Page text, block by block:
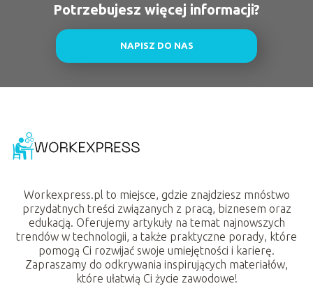
Potrzebujesz więcej informacji?
NAPISZ DO NAS
Workexpress.pl to miejsce, gdzie znajdziesz mnóstwo
przydatnych treści związanych z pracą, biznesem oraz
edukacją. Oferujemy artykuły na temat najnowszych
trendów w technologii, a także praktyczne porady, które
pomogą Ci rozwijać swoje umiejętności i karierę.
Zapraszamy do odkrywania inspirujących materiałów,
które ułatwią Ci życie zawodowe!